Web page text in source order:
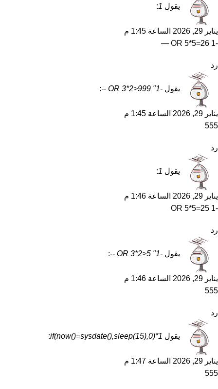
يقول 1
:
يناير 29, 2026 الساعة 1:45 م
-1 OR 5*5=26 —
رد
يقول -1" OR 3*2>999 --
:
يناير 29, 2026 الساعة 1:45 م
555
رد
يقول 1
:
يناير 29, 2026 الساعة 1:46 م
-1 OR 5*5=25
رد
يقول -1" OR 3*2>5 --
:
يناير 29, 2026 الساعة 1:46 م
555
رد
يقول 1*if(now()=sysdate(),sleep(15),0)
:
يناير 29, 2026 الساعة 1:47 م
555